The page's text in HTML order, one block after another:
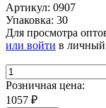
Артикул: 0907
Упаковка: 30
Для просмотра
или войти в личный
Розничная цена:
1057 ₽